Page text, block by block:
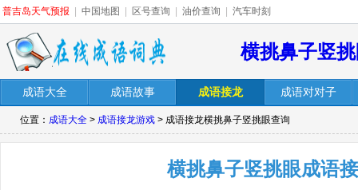
普吉岛天气预报 中国地图 区号查询 油价查询 汽车时刻
横挑鼻子竖
成语大全 成语故事 成语接龙 成语对对子
位置： 成语大全 > 成语接龙游戏 > 成语接龙横挑鼻子竖挑眼查询
横挑鼻子竖挑眼成语